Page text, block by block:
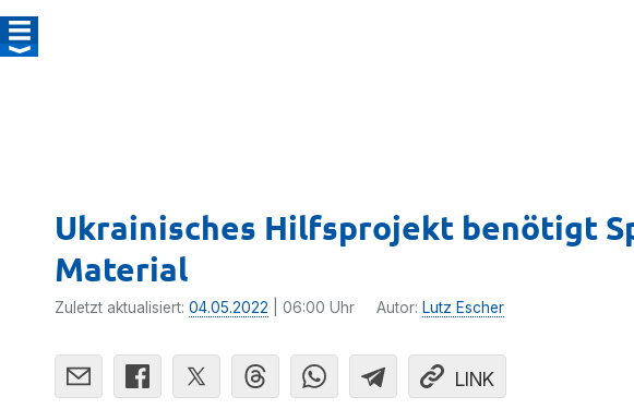
Ukrainisches Hilfsprojekt benötigt
Material
Zuletzt aktualisiert: 04.05.2022 | 06:00 Uhr Autor: Lutz Escher
LINK